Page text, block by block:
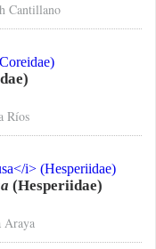
Cantillano
Ríos
(Hesperiidae)
Araya